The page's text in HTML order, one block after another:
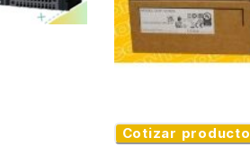
Cotizar producto